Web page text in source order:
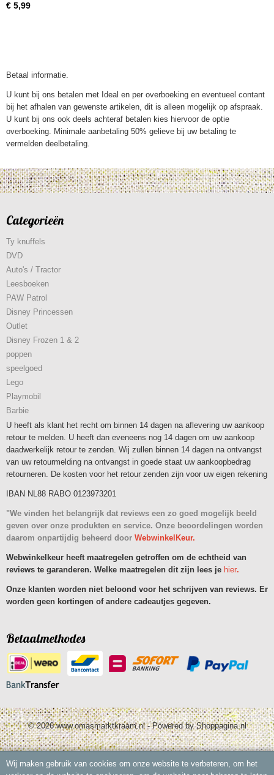
€ 5,99
Betaal informatie.
U kunt bij ons betalen met Ideal en per overboeking en eventueel contant
bij het afhalen van gewenste artikelen, dit is alleen mogelijk op afspraak.
U kunt bij ons ook deels achteraf betalen kies hiervoor de optie
overboeking. Minimale aanbetaling 50% gelieve bij uw betaling te
vermelden deelbetaling.
Categorieën
Ty knuffels
DVD
Auto's / Tractor
Leesboeken
PAW Patrol
Disney Princessen
Outlet
Disney Frozen 1 & 2
poppen
speelgoed
Lego
Playmobil
Barbie
U heeft als klant het recht om binnen 14 dagen na aflevering uw aankoop
retour te melden. U heeft dan eveneens nog 14 dagen om uw aankoop
daadwerkelijk retour te zenden. Wij zullen binnen 14 dagen na ontvangst
van uw retourmelding na ontvangst in goede staat uw aankoopbedrag
retourneren. De kosten voor het retour zenden zijn voor uw eigen rekening
IBAN NL88 RABO 0123973201
"We vinden het belangrijk dat reviews een zo goed mogelijk beeld
geven over onze produkten en service. Onze beoordelingen worden
daarom onpartijdig beheerd door WebwinkelKeur.
Webwinkelkeur heeft maatregelen getroffen om de echtheid van
reviews te garanderen. Welke maatregelen dit zijn lees je hier.
Onze klanten worden niet beloond voor het schrijven van reviews. Er
worden geen kortingen of andere cadeautjes gegeven.
Betaalmethodes
© 2026 www.omasmarktkraam.nl - Powered by Shoppagina.nl
Wij maken gebruik van cookies om onze website te verbeteren, om het